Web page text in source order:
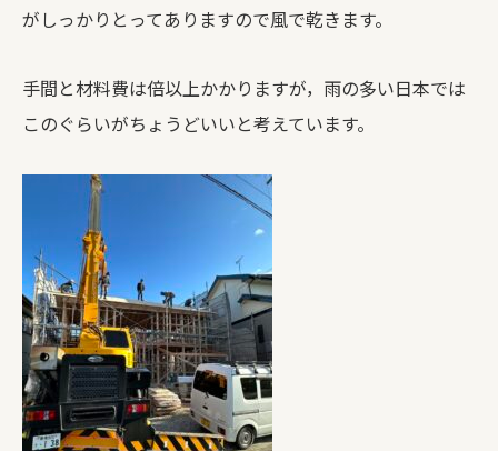
がしっかりとってありますので風で乾きます。
手間と材料費は倍以上かかりますが，雨の多い日本では
このぐらいがちょうどいいと考えています。